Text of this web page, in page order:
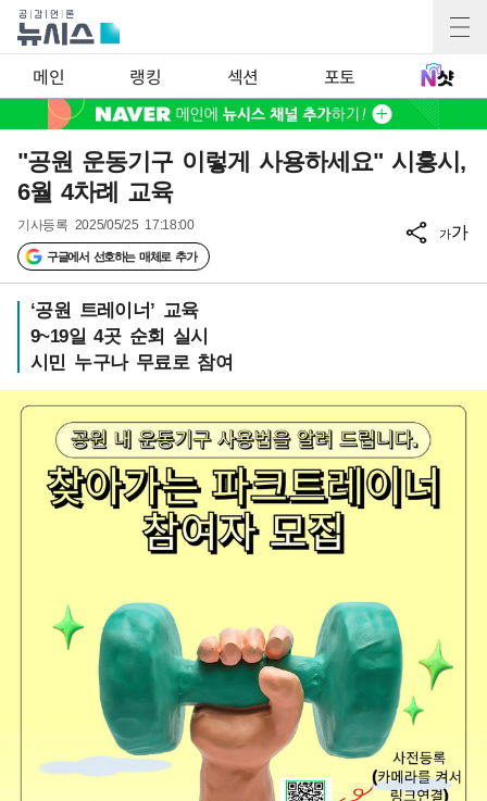
메인 랭킹 섹션 포토
"공원 운동기구 이렇게 사용하세요" 시흥시,
6월 4차례 교육
기사등록 2025/05/25 17:18:00
구글에서 선호하는 매체로 추가
가가
‘공원 트레이너’ 교육
9~19일 4곳 순회 실시
시민 누구나 무료로 참여